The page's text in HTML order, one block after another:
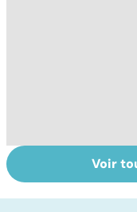
Tout savoir sur
les infections
Voir